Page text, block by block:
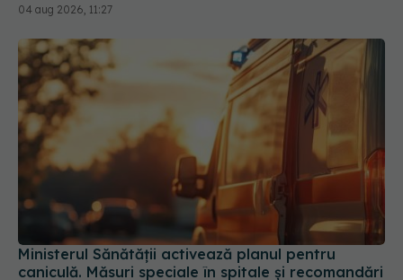
04 aug 2026, 11:27
Ministerul Sănătății activează planul pentru
caniculă. Măsuri speciale în spitale și recomandări